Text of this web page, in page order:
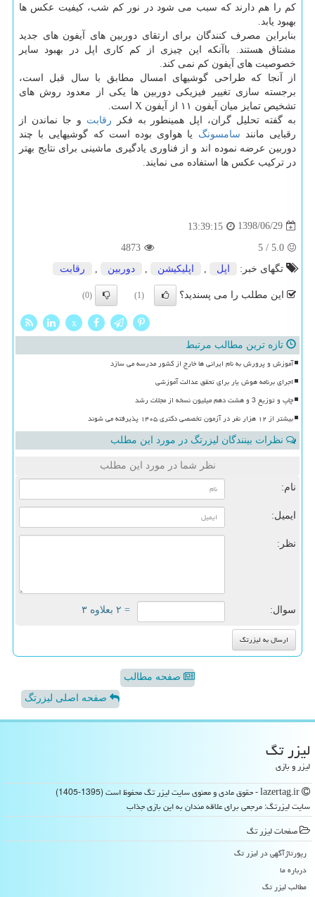
كم را هم دارند كه سبب می شود در نور كم شب، كیفیت عكس ها
بهبود یابد.
بنابراین مصرف كنندگان برای ارتقای دوربین های آیفون های جدید
مشتاق هستند. باآنكه این چیزی از كم كاری اپل در بهبود سایر
خصوصیت های آیفون كم نمی كند.
از آنجا كه طراحی گوشیهای امسال مطابق با سال قبل است،
برجسته سازی تغییر فیزیكی دوربین ها یكی از معدود روش های
تشخیص تمایز میان آیفون ۱۱ از آیفون X است.
به گفته تحلیل گران، اپل همینطور به فكر رقابت و جا نماندن از
رقبایی مانند سامسونگ یا هواوی بوده است كه گوشیهایی با چند
دوربین عرضه نموده اند و از فناوری یادگیری ماشینی برای نتایج بهتر
در تركیب عكس ها استفاده می نمایند.
1398/06/29
13:39:15
5.0
/
5
4873
تگهای خبر:
اپل اپلیكیشن دوربین رقابت
این مطلب را می پسندید؟ (1)
(0)
x
تازه ترین مطالب مرتبط
آموزش و پرورش به نام ایرانی ها خارج از کشور مدرسه می سازد
اجرای برنامه هوش یار برای تحقق عدالت آموزشی
چاپ و توزیع 3 و هشت دهم میلیون نسخه از مجلات رشد
بیشتر از ۱۲ هزار نفر در آزمون تخصصی دکتری ۱۴۰۵ پذیرفته می شوند
نظرات بینندگان لیزرتگ در مورد این مطلب
نظر شما در مورد این مطلب
نام:
ایمیل:
نظر:
سوال: = ۲ بعلاوه ۳
صفحه مطالب
صفحه اصلی لیزرتگ
لیزر تگ
لیزر و بازی
سایت لیزرتگ: مرجعی برای علاقه مندان به این بازی جذاب
صفحات لیزر تگ
رپورتاژآگهی در لیزر تگ
درباره ما
مطالب لیزر تگ